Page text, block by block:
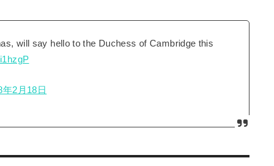
will say hello to the Duchess of Cambridge this
年2月18日